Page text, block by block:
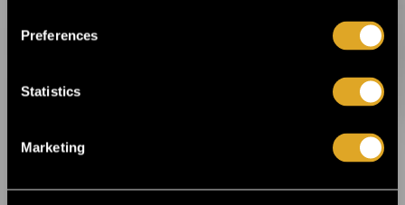
Preferences
Statistics
Marketing
will perform in Tallinn next summer ›
14.8.2025 11:45